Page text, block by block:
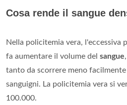
Cosa rende il sangue
Nella policitemia vera, l'eccessiva
fa aumentare il volume del sangue
tanto da scorrere meno
sanguigni. La policitemia vera si
100.000.